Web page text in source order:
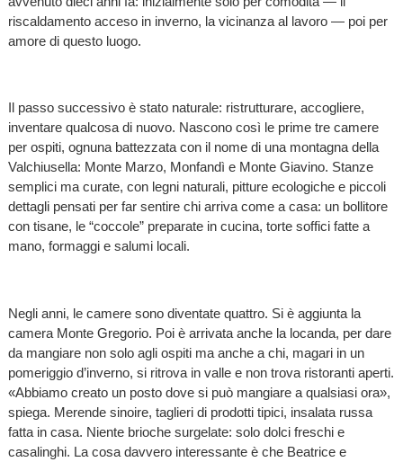
riscaldamento acceso in inverno, la vicinanza al lavoro — poi per
amore di questo luogo.
Il passo successivo è stato naturale: ristrutturare, accogliere,
inventare qualcosa di nuovo. Nascono così le prime tre camere
per ospiti, ognuna battezzata con il nome di una montagna della
Valchiusella: Monte Marzo, Monfandì e Monte Giavino. Stanze
semplici ma curate, con legni naturali, pitture ecologiche e piccoli
dettagli pensati per far sentire chi arriva come a casa: un bollitore
con tisane, le “coccole” preparate in cucina, torte soffici fatte a
mano, formaggi e salumi locali.
Negli anni, le camere sono diventate quattro. Si è aggiunta la
camera Monte Gregorio. Poi è arrivata anche la locanda, per dare
da mangiare non solo agli ospiti ma anche a chi, magari in un
pomeriggio d’inverno, si ritrova in valle e non trova ristoranti aperti.
«Abbiamo creato un posto dove si può mangiare a qualsiasi ora»,
spiega. Merende sinoire, taglieri di prodotti tipici, insalata russa
fatta in casa. Niente brioche surgelate: solo dolci freschi e
casalinghi. La cosa davvero interessante è che Beatrice e